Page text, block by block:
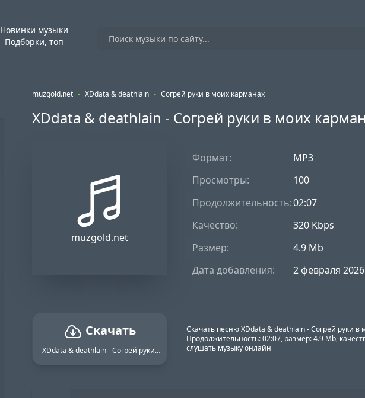
Новинки музыки
Подборки, топ
muzgold.net - XDdata & deathlain - Согрей руки в моих карманах
XDdata & deathlain - Согрей руки в моих
muzgold.net
Формат:
MP3
Просмотры:
100
Продолжительность:02:07
Качество:
320 Kbps
Размер:
4.9 Mb
Дата добавления:
2 февраля 2026
Скачать
XDdata & deathlain - Согрей руки в моих карманах
Скачать песню XDdata & deathlain - Согрей руки в
Продолжительность: 02:07, размер: 4.9 Mb,
слушать музыку онлайн